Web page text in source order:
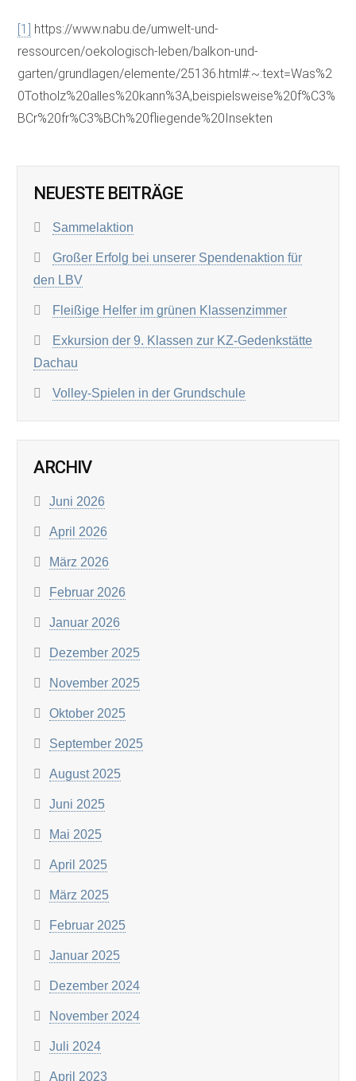
[1] https://www.nabu.de/umwelt-und-
ressourcen/oekologisch-leben/balkon-und-
garten/grundlagen/elemente/25136.html#:~:text=Was%2
0Totholz%20alles%20kann%3A,beispielsweise%20f%C3%
BCr%20fr%C3%BCh%20fliegende%20Insekten
NEUESTE BEITRÄGE
Sammelaktion
Großer Erfolg bei unserer Spendenaktion für
den LBV
Fleißige Helfer im grünen Klassenzimmer
Exkursion der 9. Klassen zur KZ-Gedenkstätte
Dachau
Volley-Spielen in der Grundschule
ARCHIV
Juni 2026
April 2026
März 2026
Februar 2026
Januar 2026
Dezember 2025
November 2025
Oktober 2025
September 2025
August 2025
Juni 2025
Mai 2025
April 2025
März 2025
Februar 2025
Januar 2025
Dezember 2024
November 2024
Juli 2024
April 2023